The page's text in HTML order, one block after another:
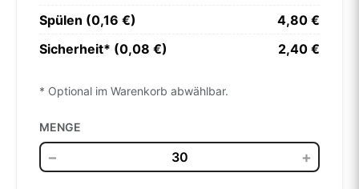
Spülen (0,16 €)
4,80 €
Sicherheit* (0,08 €)
2,40 €
* Optional im Warenkorb abwählbar.
MENGE
− +